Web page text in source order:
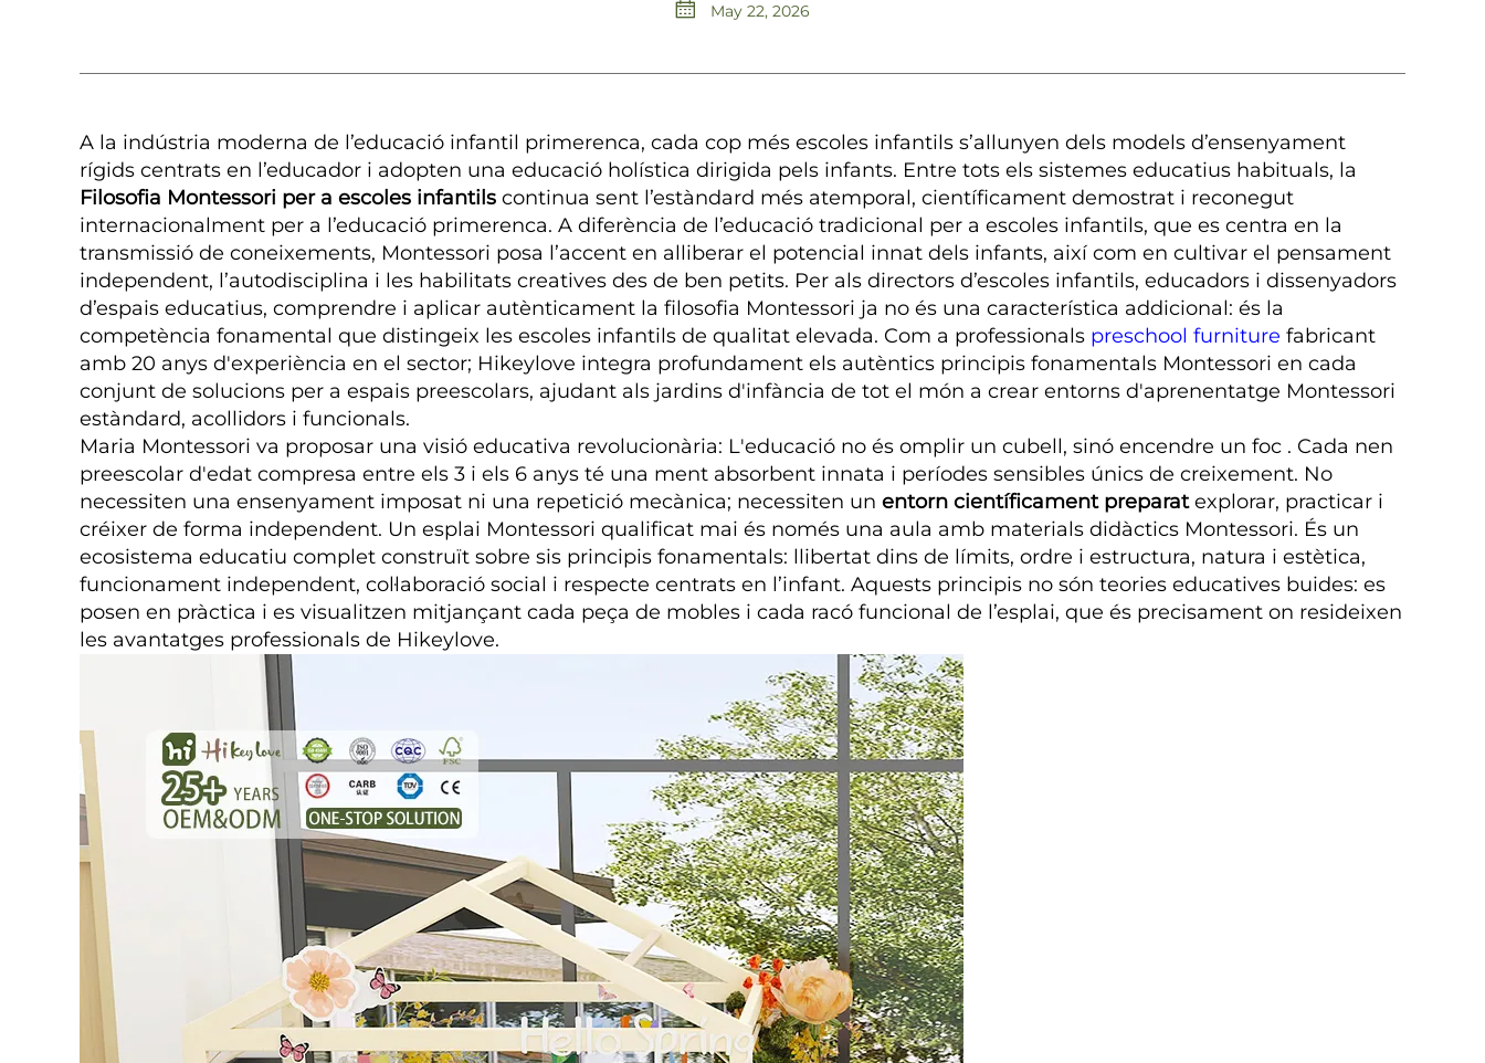
May 22, 2026
A la indústria moderna de l’educació infantil primerenca, cada cop més escoles infantils s’allunyen dels models d’ensenyament
rígids centrats en l’educador i adopten una educació holística dirigida pels infants. Entre tots els sistemes educatius habituals, la
Filosofia Montessori per a escoles infantils continua sent l’estàndard més atemporal, científicament demostrat i reconegut
internacionalment per a l’educació primerenca. A diferència de l’educació tradicional per a escoles infantils, que es centra en la
transmissió de coneixements, Montessori posa l’accent en alliberar el potencial innat dels infants, així com en cultivar el pensament
independent, l’autodisciplina i les habilitats creatives des de ben petits. Per als directors d’escoles infantils, educadors i dissenyadors
d’espais educatius, comprendre i aplicar autènticament la filosofia Montessori ja no és una característica addicional: és la
competència fonamental que distingeix les escoles infantils de qualitat elevada. Com a professionals preschool furniture fabricant
amb 20 anys d'experiència en el sector; Hikeylove integra profundament els autèntics principis fonamentals Montessori en cada
conjunt de solucions per a espais preescolars, ajudant als jardins d'infància de tot el món a crear entorns d'aprenentatge Montessori
estàndard, acollidors i funcionals.
Maria Montessori va proposar una visió educativa revolucionària: L'educació no és omplir un cubell, sinó encendre un foc . Cada nen
preescolar d'edat compresa entre els 3 i els 6 anys té una ment absorbent innata i períodes sensibles únics de creixement. No
necessiten una ensenyament imposat ni una repetició mecànica; necessiten un entorn científicament preparatexplorar, practicar i
créixer de forma independent. Un esplai Montessori qualificat mai és només una aula amb materials didàctics Montessori. És un
ecosistema educatiu complet construït sobre sis principis fonamentals: llibertat dins de límits, ordre i estructura, natura i estètica,
funcionament independent, col·laboració social i respecte centrats en l’infant. Aquests principis no són teories educatives buides: es
posen en pràctica i es visualitzen mitjançant cada peça de mobles i cada racó funcional de l’esplai, que és precisament on resideixen
les avantatges professionals de Hikeylove.